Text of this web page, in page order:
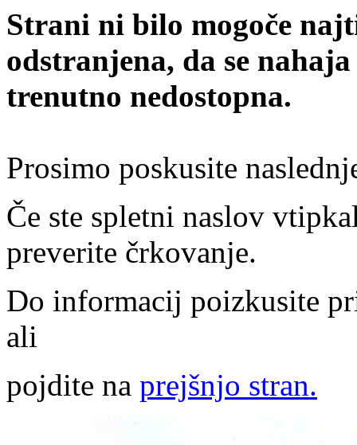
Strani ni bilo mogoče
odstranjena, da se
trenutno nedostopna.
Prosimo poskusite
Če ste spletni naslov
preverite črkovanje.
Do informacij poizkusite
ali
pojdite na prejšnjo stran.